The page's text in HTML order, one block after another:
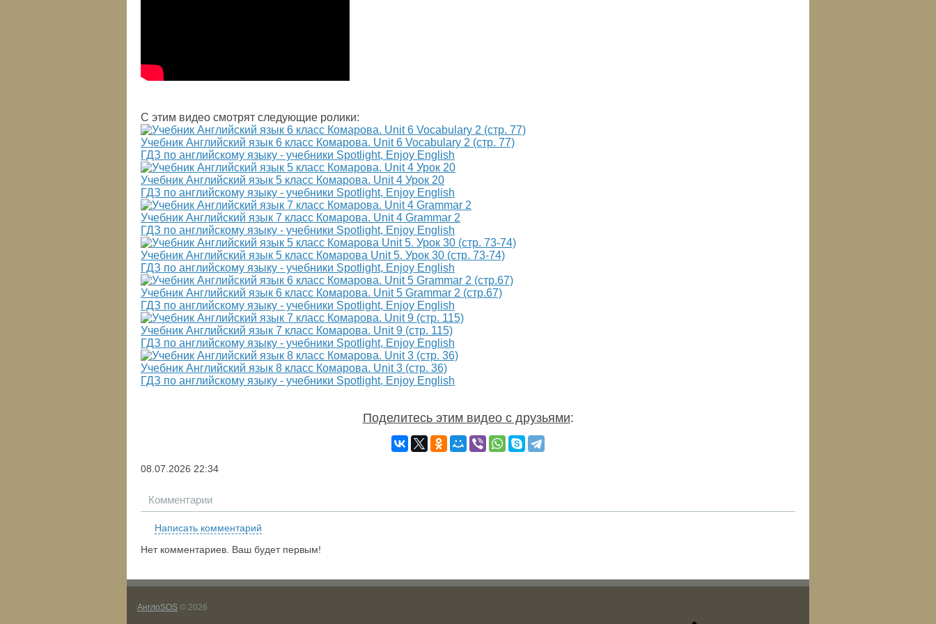
С этим видео смотрят следующие ролики:
Учебник Английский язык 6 класс Комарова. Unit 6 Vocabulary 2 (стр. 77)
ГДЗ по английскому языку - учебники Spotlight, Enjoy English
Учебник Английский язык 5 класс Комарова. Unit 4 Урок 20
ГДЗ по английскому языку - учебники Spotlight, Enjoy English
Учебник Английский язык 7 класс Комарова. Unit 4 Grammar 2
ГДЗ по английскому языку - учебники Spotlight, Enjoy English
Учебник Английский язык 5 класс Комарова Unit 5. Урок 30 (стр. 73-74)
ГДЗ по английскому языку - учебники Spotlight, Enjoy English
Учебник Английский язык 6 класс Комарова. Unit 5 Grammar 2 (стр.67)
ГДЗ по английскому языку - учебники Spotlight, Enjoy English
Учебник Английский язык 7 класс Комарова. Unit 9 (стр. 115)
ГДЗ по английскому языку - учебники Spotlight, Enjoy English
Учебник Английский язык 8 класс Комарова. Unit 3 (стр. 36)
ГДЗ по английскому языку - учебники Spotlight, Enjoy English
Поделитесь этим видео с друзьями:
08.07.2026 22:34
Комментарии
Написать комментарий
Нет комментариев. Ваш будет первым!
АнглоSOS © 2026